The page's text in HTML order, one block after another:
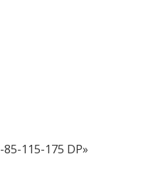
115-175 DP»